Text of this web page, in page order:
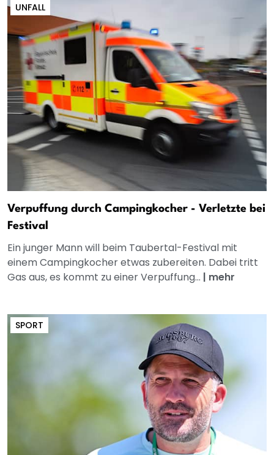
UNFALL
Verpuffung durch Campingkocher - Verletzte bei
Festival
Ein junger Mann will beim Taubertal-Festival mit
einem Campingkocher etwas zubereiten. Dabei tritt
Gas aus, es kommt zu einer Verpuffung... | mehr
SPORT